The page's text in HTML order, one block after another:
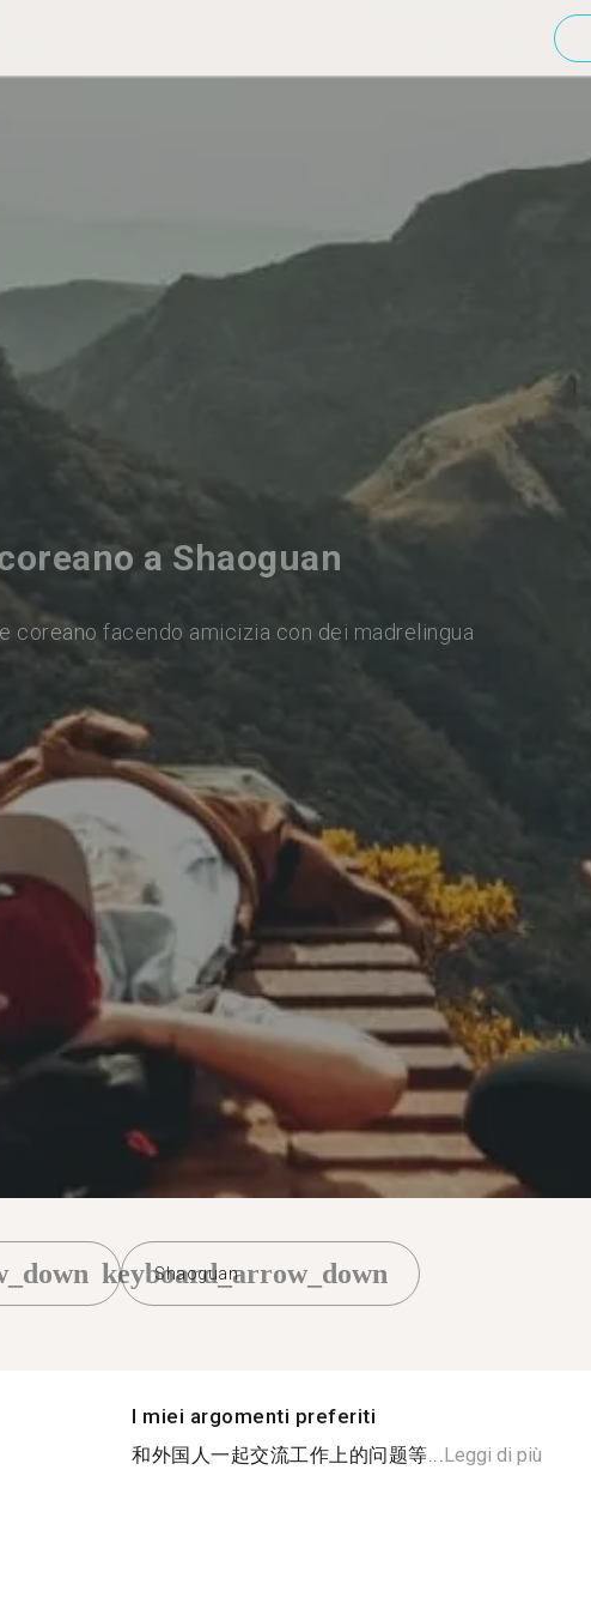
a Shaoguan
coreano facendo amicizia con dei madrelingua
Shaoguan
keyboard_arrow_down
I miei argomenti preferiti
和外国人一起交流工作上的问题等...Leggi di più